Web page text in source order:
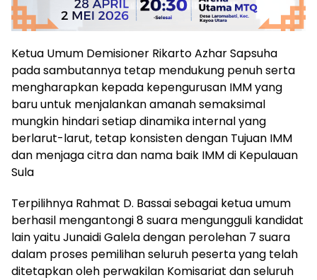
Ketua Umum Demisioner Rikarto Azhar Sapsuha
pada sambutannya tetap mendukung penuh serta
mengharapkan kepada kepengurusan IMM yang
baru untuk menjalankan amanah semaksimal
mungkin hindari setiap dinamika internal yang
berlarut-larut, tetap konsisten dengan Tujuan IMM
dan menjaga citra dan nama baik IMM di Kepulauan
Sula
Terpilihnya Rahmat D. Bassai sebagai ketua umum
berhasil mengantongi 8 suara mengungguli kandidat
lain yaitu Junaidi Galela dengan perolehan 7 suara
dalam proses pemilihan seluruh peserta yang telah
ditetapkan oleh perwakilan Komisariat dan seluruh